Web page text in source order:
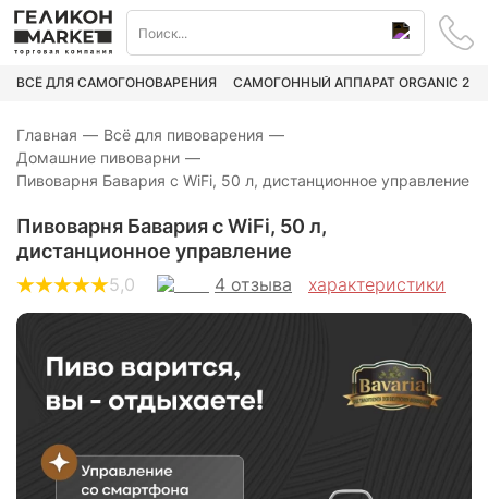
ВСЁ ДЛЯ САМОГОНОВАРЕНИЯ САМОГОННЫЙ АППАРАТ ORGANIC 2
Главная — Всё для пивоварения —
Домашние пивоварни —
Пивоварня Бавария с WiFi, 50 л, дистанционное управление
Пивоварня Бавария с WiFi, 50 л,
дистанционное управление
5,0 4 отзыва характеристики